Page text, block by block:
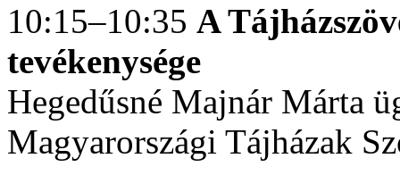
10:15–10:35 A
tevékenysége
Hegedűsné Majnár Márta
Magyarországi Tájházak